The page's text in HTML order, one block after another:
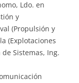
Ldo. en
y
(Propulsión y
(Explotaciones
Sistemas, Ing.